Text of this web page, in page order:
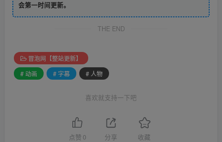
会第一时间更新。
THE END
冒泡网【整站更新】
# 动画
# 字幕 # 人物
喜欢就支持一下吧
点赞 0 分享 收藏